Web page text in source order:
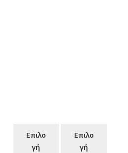
Επιλο
γή
Επιλο
γή